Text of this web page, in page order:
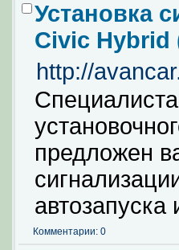
Установка
Civic Hybrid
http://
предложен
автозапуска
Комментарии: 0